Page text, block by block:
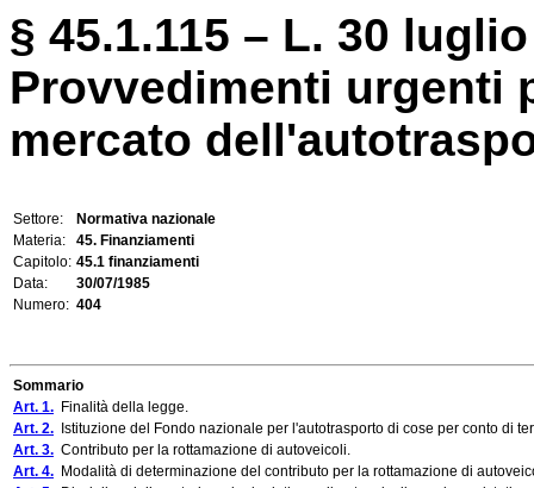
§ 45.1.115 – L. 30
Provvedimenti urgenti
mercato
Settore:
Normativa nazionale
Materia:
45. Finanziamenti
Capitolo: 45.1 finanziamenti
Data:
30/07/1985
Numero: 404
Sommario
Art. 1. Finalità della legge.
Art. 2. Istituzione del Fondo nazionale per l'autotrasporto di cose per conto di
Art. 3. Contributo per la rottamazione di autoveicoli.
Art. 4. Modalità di determinazione del contributo per la rottamazione di